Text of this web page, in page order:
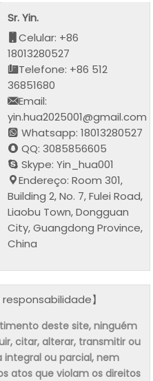
Sr. Yin.
Celular: +86
18013280527
Telefone: +86 512
36851680
Email:
yin.hua2025001@gmail.com
Whatsapp: 18013280527
QQ: 3085856605
Skype: Yin_hua001
Endereço: Room 301,
Building 2, No. 7, Fulei Road,
Liaobu Town, Dongguan
City, Guangdong Province,
China
】
deste site, ninguém
citar, alterar, transmitir ou
ou parcial, nem
atos que violam os direitos